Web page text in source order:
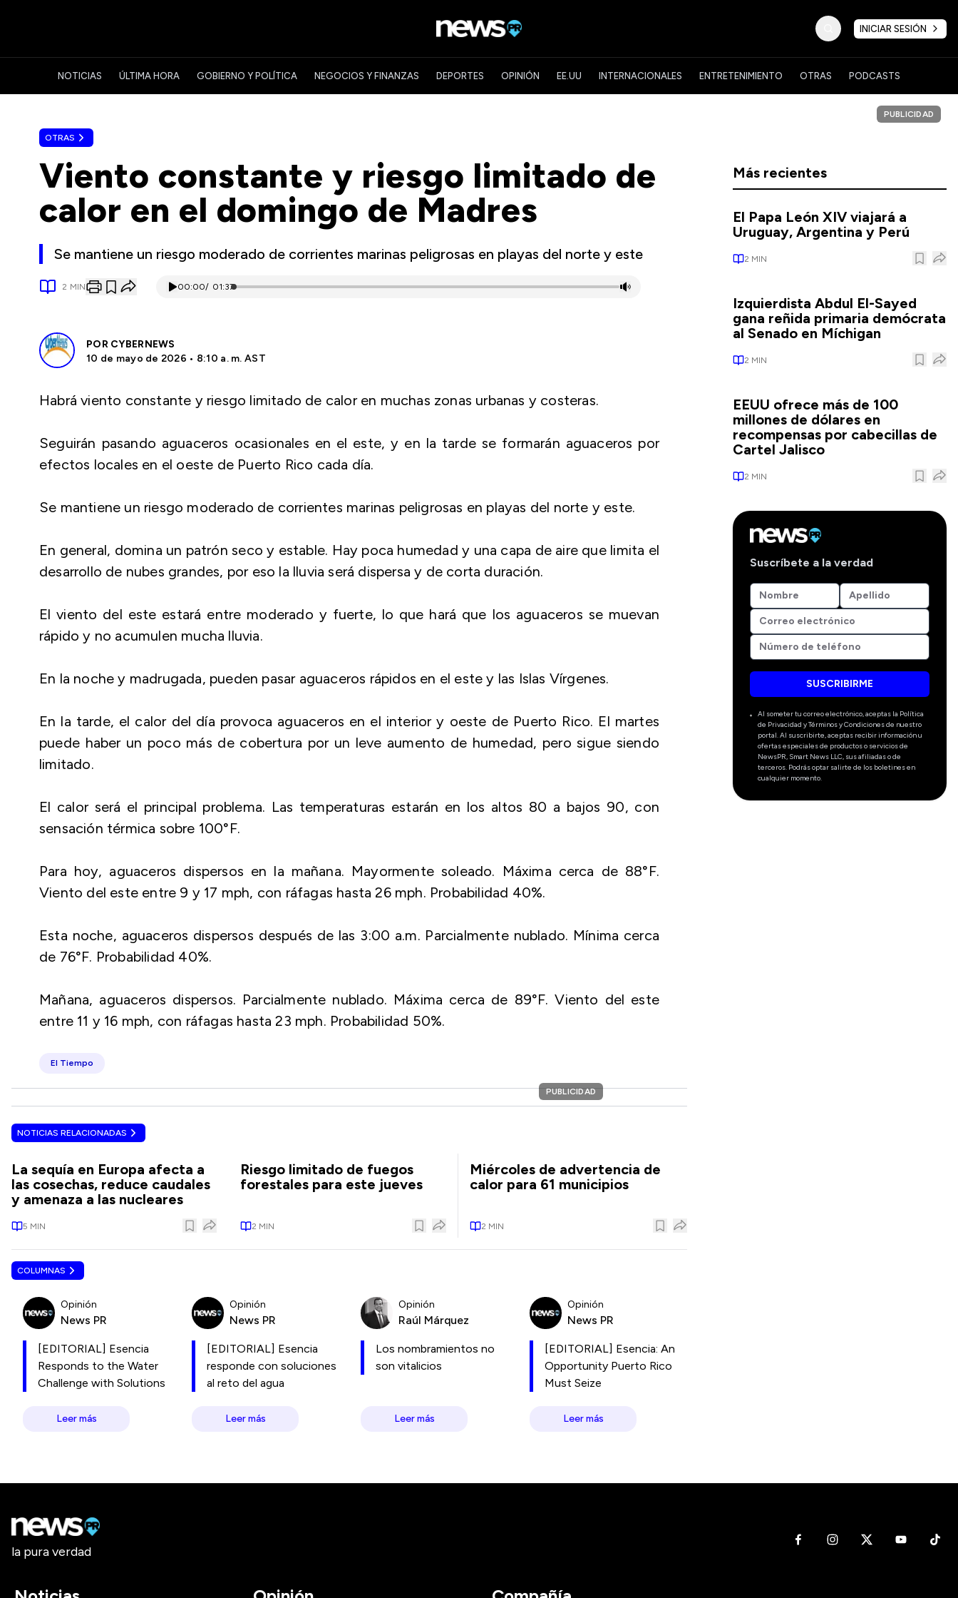
INICIAR SESIÓN
NOTICIAS ÚLTIMA HORA GOBIERNO Y POLÍTICA NEGOCIOS Y FINANZAS DEPORTES OPINIÓN EE.UU INTERNACIONALES ENTRETENIMIENTO OTRAS PODCASTS
OTRAS
Viento constante y riesgo limitado de
calor en el domingo de Madres
Se mantiene un riesgo moderado de corrientes marinas peligrosas en playas del norte y este
2 MIN 00:00/ 01:37
POR CYBERNEWS
10 de mayo de 2026 • 8:10 a. m. AST
Habrá viento constante y riesgo limitado de calor en muchas zonas urbanas y costeras.
Seguirán pasando aguaceros ocasionales en el este, y en la tarde se formarán aguaceros por
efectos locales en el oeste de Puerto Rico cada día.
Se mantiene un riesgo moderado de corrientes marinas peligrosas en playas del norte y este.
En general, domina un patrón seco y estable. Hay poca humedad y una capa de aire que limita el
desarrollo de nubes grandes, por eso la lluvia será dispersa y de corta duración.
El viento del este estará entre moderado y fuerte, lo que hará que los aguaceros se muevan
rápido y no acumulen mucha lluvia.
En la noche y madrugada, pueden pasar aguaceros rápidos en el este y las Islas Vírgenes.
En la tarde, el calor del día provoca aguaceros en el interior y oeste de Puerto Rico. El martes
puede haber un poco más de cobertura por un leve aumento de humedad, pero sigue siendo
limitado.
El calor será el principal problema. Las temperaturas estarán en los altos 80 a bajos 90, con
sensación térmica sobre 100°F.
Para hoy, aguaceros dispersos en la mañana. Mayormente soleado. Máxima cerca de 88°F.
Viento del este entre 9 y 17 mph, con ráfagas hasta 26 mph. Probabilidad 40%.
Esta noche, aguaceros dispersos después de las 3:00 a.m. Parcialmente nublado. Mínima cerca
de 76°F. Probabilidad 40%.
Mañana, aguaceros dispersos. Parcialmente nublado. Máxima cerca de 89°F. Viento del este
entre 11 y 16 mph, con ráfagas hasta 23 mph. Probabilidad 50%.
El Tiempo
PUBLICIDAD
NOTICIAS RELACIONADAS
La sequía en Europa afecta a
las cosechas, reduce caudales
y amenaza a las nucleares
5 MIN
Riesgo limitado de fuegos
forestales para este jueves
2 MIN
Miércoles de advertencia de
calor para 61 municipios
2 MIN
COLUMNAS
Opinión
News PR
[EDITORIAL] Esencia
Responds to the Water
Challenge with Solutions
Leer más
Opinión
News PR
[EDITORIAL] Esencia
responde con soluciones
al reto del agua
Leer más
Opinión
Raúl Márquez
Los nombramientos no
son vitalicios
Leer más
Opinión
News PR
[EDITORIAL] Esencia: An
Opportunity Puerto Rico
Must Seize
Leer más
PUBLICIDAD
Más recientes
El Papa León XIV viajará a
Uruguay, Argentina y Perú
2 MIN
Izquierdista Abdul El-Sayed
gana reñida primaria demócrata
al Senado en Míchigan
2 MIN
EEUU ofrece más de 100
millones de dólares en
recompensas por cabecillas de
Cartel Jalisco
2 MIN
Suscríbete a la verdad
SUSCRIBIRME
Al someter tu correo electrónico, aceptas la Política
de Privacidad y Términos y Condiciones de nuestro
portal. Al suscribirte, aceptas recibir información u
ofertas especiales de productos o servicios de
NewsPR, Smart News LLC, sus afiliadas o de
terceros. Podrás optar salirte de los boletines en
cualquier momento.
la pura verdad